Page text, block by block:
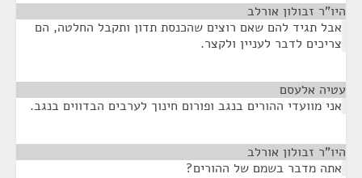
היו"ר זבולון אורלב
אבל תגיד להם שאם רוצים שהכנסת תדון ותקבל החלטה, הם
צריכים לדבר לעניין ולקצר.
עטיה אלעסם
אני מוועדי ההורים בנגב ופורום חינוך לערבים הבדווים בנגב.
היו"ר זבולון אורלב
אתה מדבר בשמם של ההורים?